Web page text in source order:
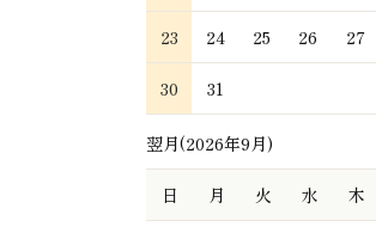
23 24 25 26 27
30 31
翌月(2026年9月)
日 月 火 水 木